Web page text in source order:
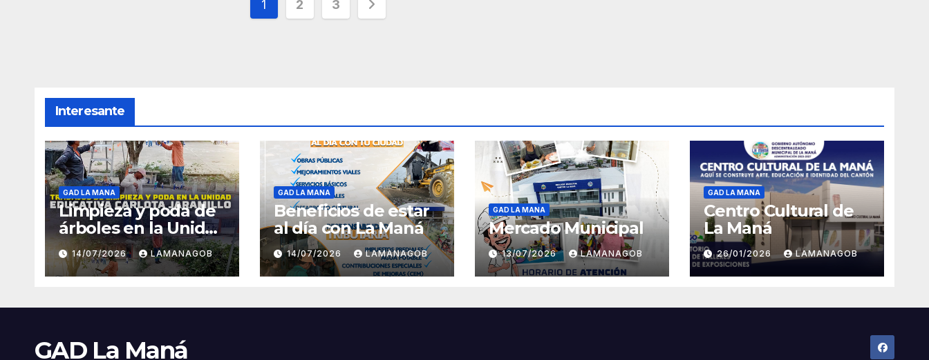
1 2 3
Interesante
GAD LA MANA
Limpieza y poda de
árboles en la Unidad
Educativa Carlota
Jaramillo
14/07/2026 LAMANAGOB
GAD LA MANA
Beneficios de estar
al día con La Maná
14/07/2026 LAMANAGOB
GAD LA MANA
Mercado Municipal
13/07/2026 LAMANAGOB
GAD LA MANA
Centro Cultural de
La Maná
26/01/2026 LAMANAGOB
GAD La Maná